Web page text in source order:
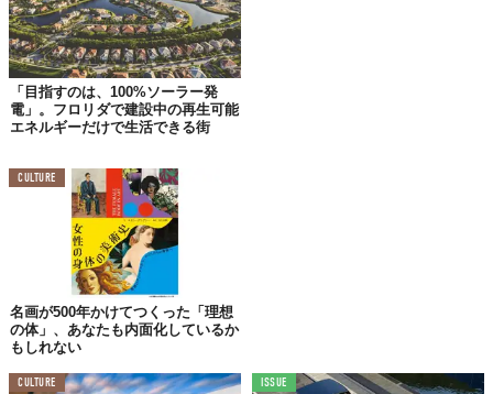
窓ひとつ分の大きさ（約1平方メートル）で、最大100W～150W
の電力を作り出すそうです。これはLED電球30個分、または
MacBook3台分の電力を供給するのに十分な量。
「目指すのは、100%ソーラー発
電」。フロリダで建設中の再生可能
エネルギーだけで生活できる街
CULTURE
名画が500年かけてつくった「理想
の体」、あなたも内面化しているか
もしれない
CULTURE ISSUE